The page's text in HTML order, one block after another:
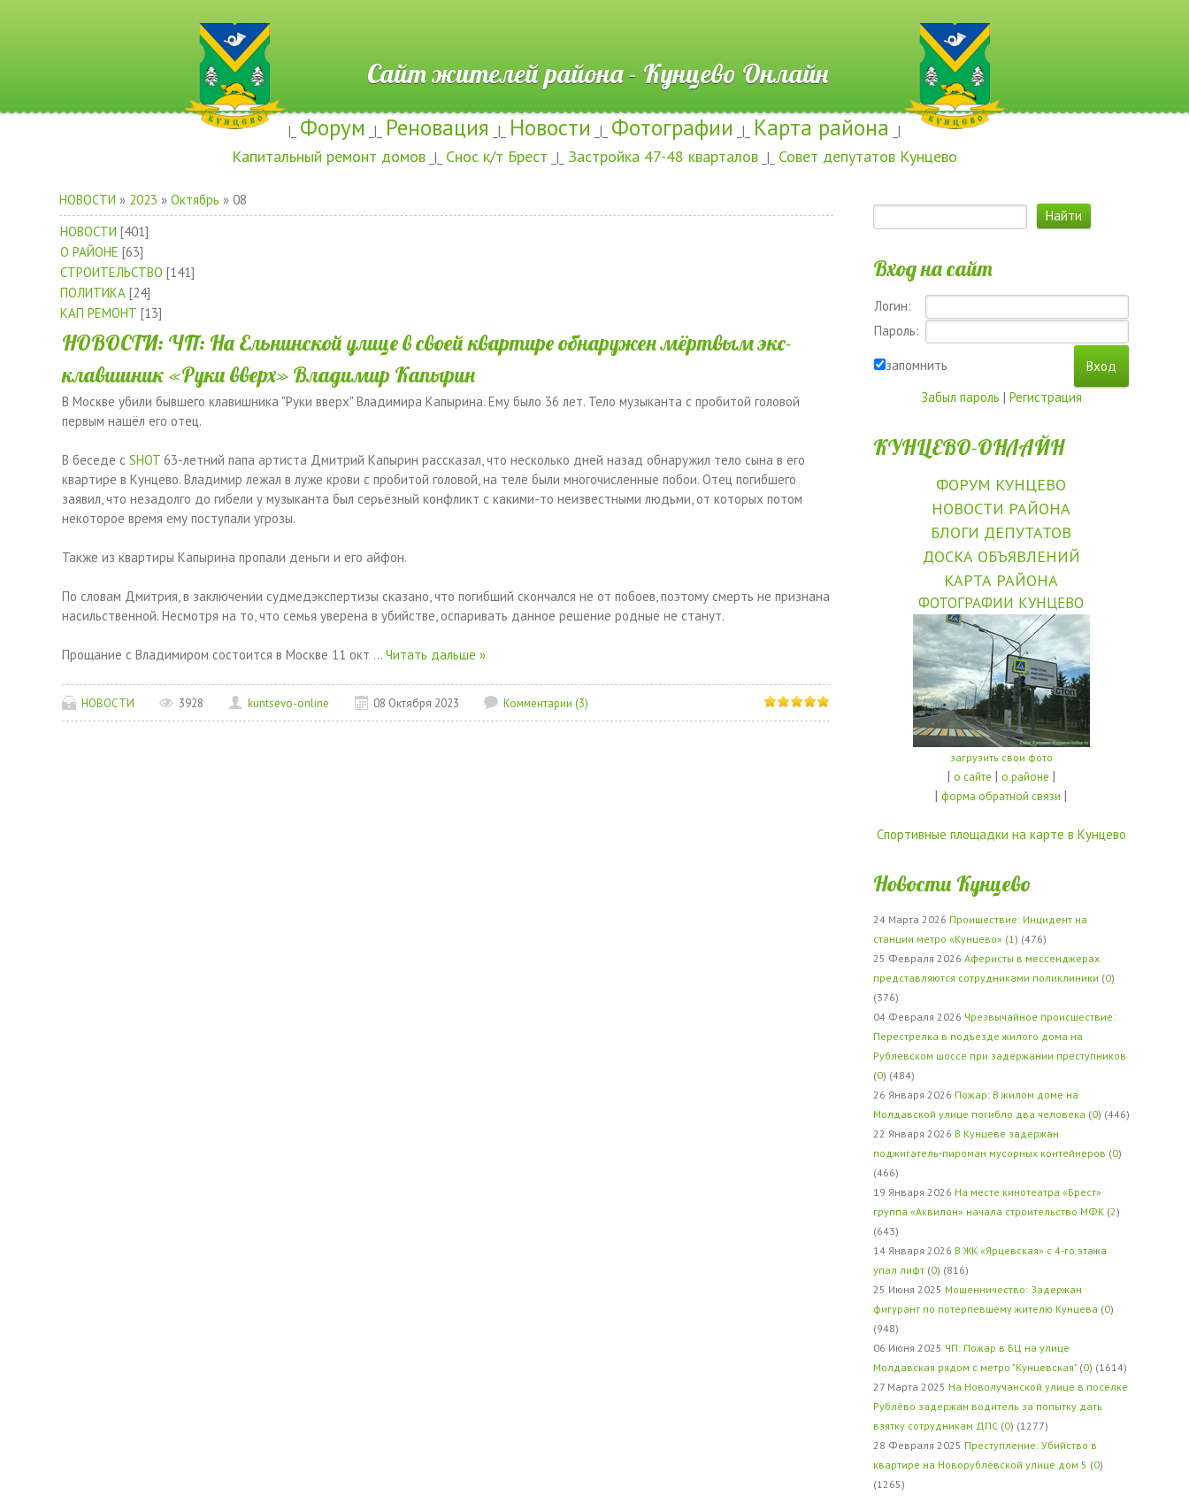
Сайт жителей района - Кунцево Онлайн
|_ Форум _|_ Реновация _|_ Новости _|_ Фотографии _|_ Карта района _|
Капитальный ремонт домов _|_ Снос к/т Брест _|_ Застройка 47-48 кварталов _|_ Совет депутатов Кунцево
НОВОСТИ » 2023 » Октябрь » 08
НОВОСТИ [401]
О РАЙОНЕ [63]
СТРОИТЕЛЬСТВО [141]
ПОЛИТИКА [24]
КАП РЕМОНТ [13]
НОВОСТИ: ЧП: На Ельнинской улице в своей квартире обнаружен мёртвым экс-
клавишник «Руки вверх» Владимир Капырин
В Москве убили бывшего клавишника "Руки вверх" Владимира Капырина. Ему было 36 лет. Тело музыканта с пробитой головой
первым нашёл его отец.
В беседе сSHOT 63-летний папа артиста Дмитрий Капырин рассказал, что несколько дней назад обнаружил тело сына в его
квартире в Кунцево. Владимир лежал в луже крови с пробитой головой, на теле были многочисленные побои. Отец погибшего
заявил, что незадолго до гибели у музыканта был серьёзный конфликт с какими-то неизвестными людьми, от которых потом
некоторое время ему поступали угрозы.
Также из квартиры Капырина пропали деньги и его айфон.
По словам Дмитрия, в заключении судмедэкспертизы сказано, что погибший скончался не от побоев, поэтому смерть не признана
насильственной. Несмотря на то, что семья уверена в убийстве, оспаривать данное решение родные не станут.
Прощание с Владимиром состоится в Москве 11 окт ...Читать дальше »
НОВОСТИ 3928 kuntsevo-online 08 Октября 2023 Комментарии (3)
Вход на сайт
Логин:
Пароль:
запомнить
Забыл пароль | Регистрация
КУНЦЕВО-ОНЛАЙН
ФОРУМ КУНЦЕВО
НОВОСТИ РАЙОНА
БЛОГИ ДЕПУТАТОВ
ДОСКА ОБЪЯВЛЕНИЙ
КАРТА РАЙОНА
ФОТОГРАФИИ КУНЦЕВО
загрузить свои фото
| о сайте | о районе |
|форма обратной связи |
Спортивные площадки на карте в Кунцево
Новости Кунцево
24 Марта 2026 Проишествие: Инцидент на
станции метро «Кунцево» (1) (476)
25 Февраля 2026 Аферисты в мессенджерах
представляются сотрудниками поликлиники (0)
(376)
04 Февраля 2026 Чрезвычайное происшествие:
Перестрелка в подъезде жилого дома на
Рублевском шоссе при задержании преступников
(0) (484)
26 Января 2026 Пожар: В жилом доме на
Молдавской улице погибло два человека (0) (446)
22 Января 2026 В Кунцеве задержан
поджигатель-пироман мусорных контейнеров (0)
(466)
19 Января 2026 На месте кинотеатра «Брест»
группа «Аквилон» начала строительство МФК (2)
(643)
14 Января 2026 В ЖК «Ярцевская» с 4-го этажа
упал лифт (0) (816)
25 Июня 2025 Мошенничество: Задержан
фигурант по потерпевшему жителю Кунцева (0)
(948)
06 Июня 2025 ЧП: Пожар в БЦ на улице
Молдавская рядом с метро "Кунцевская" (0) (1614)
27 Марта 2025 На Новолучанской улице в посёлке
Рублёво задержан водитель за попытку дать
взятку сотрудникам ДПС (0) (1277)
28 Февраля 2025 Преступление: Убийство в
квартире на Новорублёвской улице дом 5 (0)
(1265)